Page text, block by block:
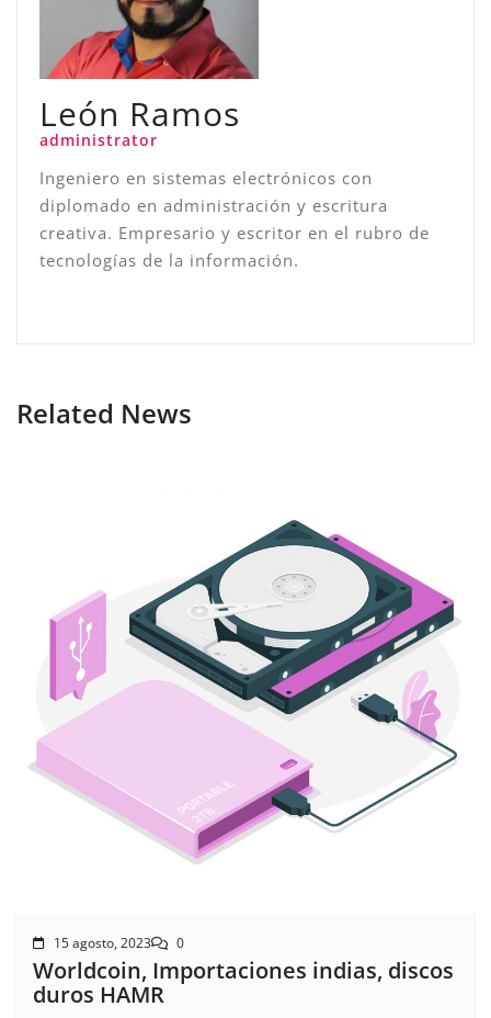
León Ramos
administrator
Ingeniero en sistemas electrónicos con
diplomado en administración y escritura
creativa. Empresario y escritor en el rubro de
tecnologías de la información.
Related News
15 agosto, 2023 0
Worldcoin, Importaciones indias, discos
duros HAMR